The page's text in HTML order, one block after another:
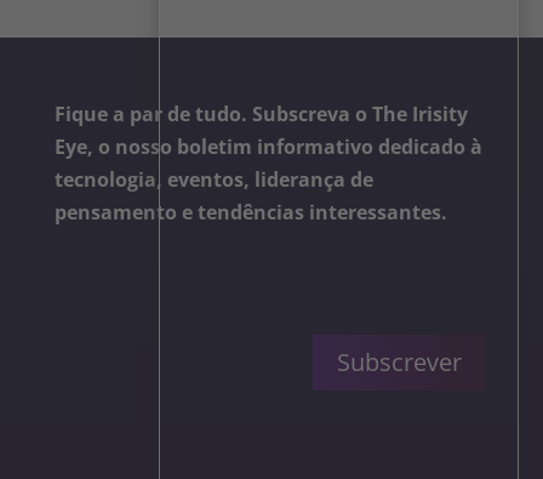
Fique a par de tudo. Subscreva o The Irisity
Eye, o nosso boletim informativo dedicado à
tecnologia, eventos, liderança de
pensamento e tendências interessantes.
Subscrever